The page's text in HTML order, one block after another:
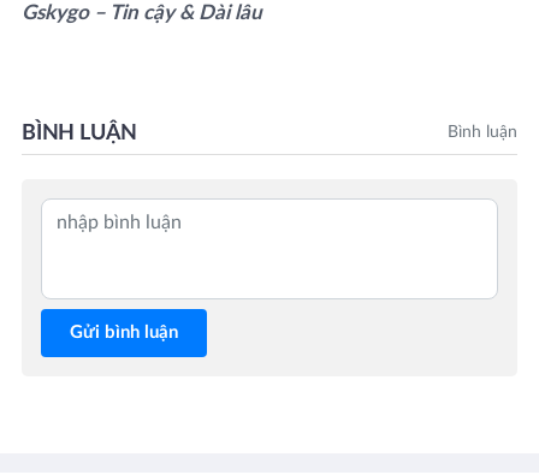
Gskygo – Tin cậy & Dài lâu
BÌNH LUẬN Bình luận
Gửi bình luận